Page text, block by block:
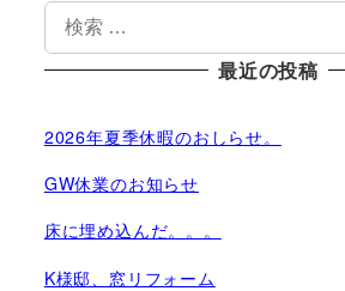
検
索
最近の投稿
2026年夏季休暇のおしらせ。
GW休業のお知らせ
床に埋め込んだ。。。
K様邸、窓リフォーム